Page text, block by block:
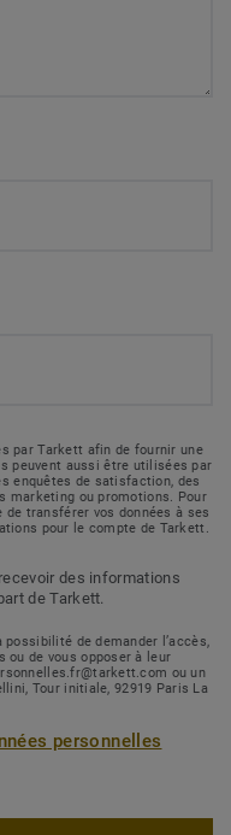
par Tarkett afin de fournir une
peuvent aussi être utilisées par
enquêtes de satisfaction, des
marketing ou promotions. Pour
transférer vos données à ses
pour le compte de Tarkett.
des informations
de Tarkett.
de demander l’accès,
ou de vous opposer à leur
ou un
Tour initiale, 92919 Paris La
personnelles